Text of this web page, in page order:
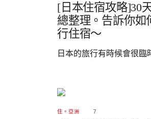
[日本住宿攻略]30
總整理。告訴你如
行住宿～
日本的旅行有時候會很臨
住。亞洲 7